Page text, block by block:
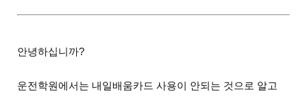
안녕하십니까?
운전학원에서는 내일배움카드 사용이 안되는 것으로 알고